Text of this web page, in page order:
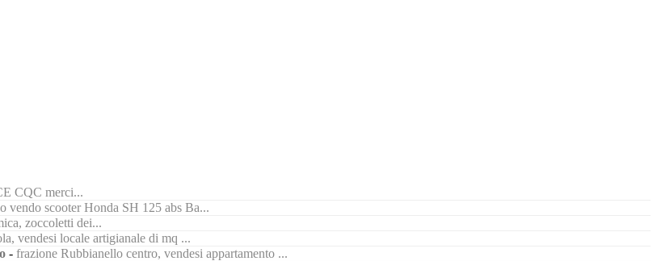
CQC merci...
vendo scooter Honda SH 125 abs Ba...
zoccoletti dei...
vendesi locale artigianale di mq ...
- frazione Rubbianello centro, vendesi appartamento ...